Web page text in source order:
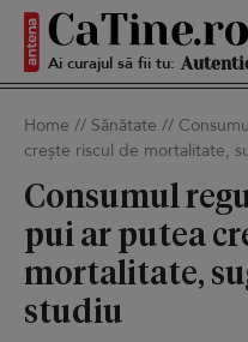
Ai curajul să fii tu: Sexy
Smart
Home // Sănătate //
crește riscul de mortalitate,
Consumul
pui ar putea
mortalitate,
studiu